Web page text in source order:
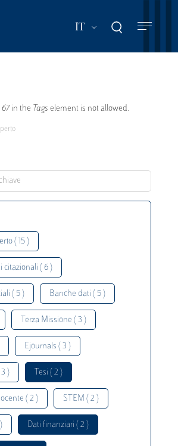
IT Mostra ulteriori
67 in the Tags element is not allowed.
( 15 )
citazionali ( 6 )
( 5 ) Banche dati ( 5 )
Terza Missione ( 3 )
Ejournals ( 3 )
) Tesi ( 2 )
( 2 ) STEM ( 2 )
Dati finanziari ( 2 )